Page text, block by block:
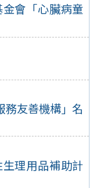
會「心臟病童
務友善機構」名
理用品補助計